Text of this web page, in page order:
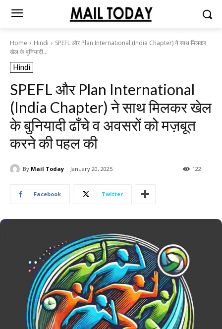
Home Hindi
SPEFL और Plan International (India Chapter) ने साथ मिलकर
खेल के बुनियादी...
Hindi
SPEFL और Plan International
(India Chapter) ने साथ मिलकर खेल
के बुनियादी ढाँचे व अवसरों को मज़बूत
करने की पहल की
By Mail Today January 20, 2025 122
Facebook Twitter